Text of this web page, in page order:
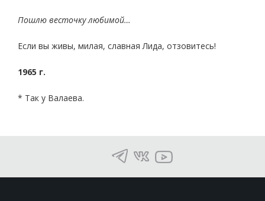
Пошлю весточку любимой…
Если вы живы, милая, славная Лида, отзовитесь!
1965 г.
* Так у Валаева.